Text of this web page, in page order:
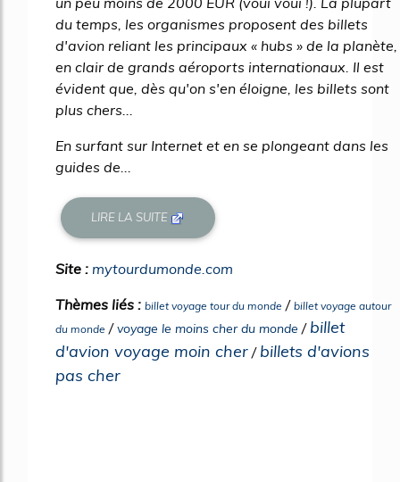
du temps, les organismes proposent des billets
d'avion reliant les principaux « hubs » de la planète,
en clair de grands aéroports internationaux. Il est
évident que, dès qu'on s'en éloigne, les billets sont
plus chers...
En surfant sur Internet et en se plongeant dans les
guides de...
LIRE LA SUITE
Site : mytourdumonde.com
Thèmes liés : billet voyage tour du monde / billet voyage autour
du monde /voyage le moins cher du monde / billet
d'avion voyage moin cher / billets d'avions
pas cher